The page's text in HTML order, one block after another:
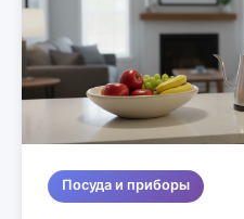
Посуда и приборы